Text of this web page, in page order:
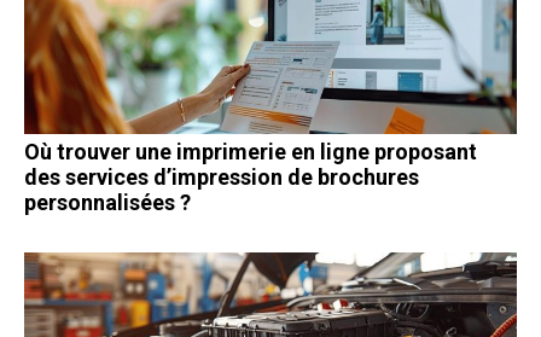
Où trouver une imprimerie en ligne proposant
des services d’impression de brochures
personnalisées ?